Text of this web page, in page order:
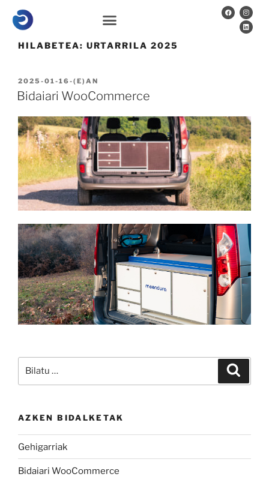
HILABETEA: URTARRILA 2025
2025-01-16-(E)AN
Bidaiari WooCommerce
AZKEN BIDALKETAK
Gehigarriak
Bidaiari WooCommerce